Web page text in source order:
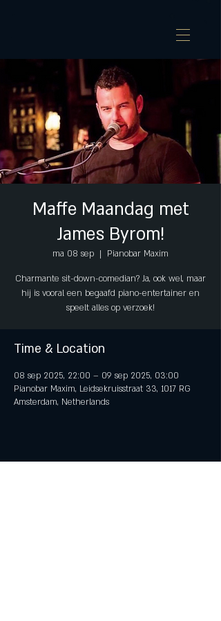
Maffe Maandag met
James Byrom!
ma 08 sep
  |
Pianobar Maxim
Charmante sit-down-comedian? Ja, ook wel, maar
hij is vooral een begaafd piano-entertainer en
speelt alles op verzoek!
Time & Location
08 sep 2025, 22:00 – 09 sep 2025, 03:00
Pianobar Maxim, Leidsekruisstraat 33, 1017 RG
Amsterdam, Netherlands